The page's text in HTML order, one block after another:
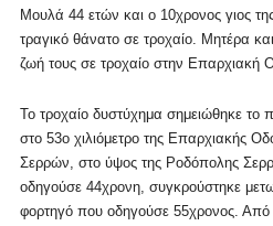
Μουλά 44 ετών και ο 10χρονος γιος
τραγικό θάνατο σε τροχαίο. Μητέρα
ζωή τους σε τροχαίο στην Επαρχιακή
Το τροχαίο δυστύχημα σημειώθηκε το
στο 53ο χιλιόμετρο της Επαρχιακής
Σερρών, στο ύψος της Ροδόπολης
οδηγούσε 44χρονη, συγκρούστηκε
φορτηγό που οδηγούσε 55χρονος. Από